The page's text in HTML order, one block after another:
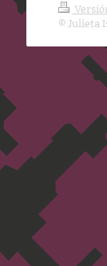
© Julieta